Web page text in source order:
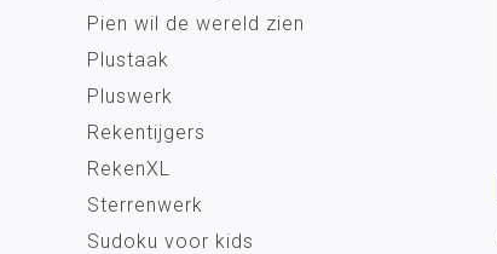
Pien wil de wereld zien
Plustaak
Pluswerk
Rekentijgers
RekenXL
Sterrenwerk
Sudoku voor kids